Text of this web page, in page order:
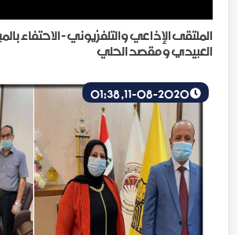
الملتقى الإذاعي والتلفزيوني - الاحتفاء
العبيدي و مقصد الحلي